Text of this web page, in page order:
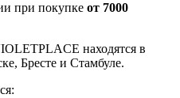
при покупке от 7000
находятся в
Бресте и Стамбуле.